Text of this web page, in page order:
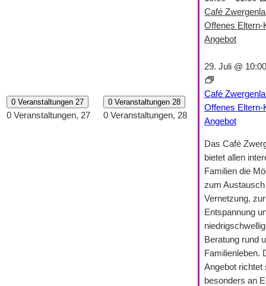
0 Veranstaltungen 27
0 Veranstaltungen, 27
0 Veranstaltungen 28
0 Veranstaltungen, 28
Café
Offenes Eltern-
Angebot
29. Juli @ 10:00
Café
Offenes Eltern-
Angebot
Das Café
bietet allen
Familien die
zum
Vernetzung, zur
Entspannung
Beratung rund
Familienleben.
Angebot richtet
besonders an